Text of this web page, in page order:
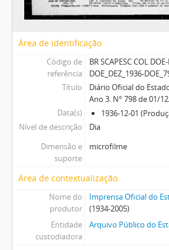
Área de identificação
Código de
referência
BR SCAPESC COL
DOE_DEZ_1936-
Título
Diário Oficial do
Ano 3. N° 798 de 01/
Data(s)
1936-12-01
Nível de descrição
Dia
Dimensão e
suporte
microfilme
Área de contextualização
Nome do
produtor
Imprensa Oficial do
(1934-2005)
Entidade
custodiadora
Arquivo Público do